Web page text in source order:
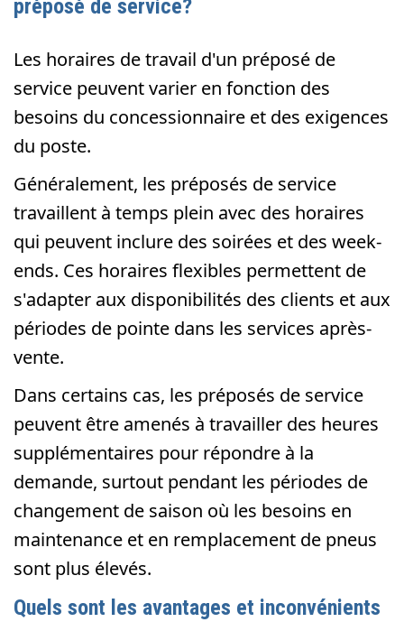
préposé de service?
Les horaires de travail d'un préposé de
service peuvent varier en fonction des
besoins du concessionnaire et des exigences
du poste.
Généralement, les préposés de service
travaillent à temps plein avec des horaires
qui peuvent inclure des soirées et des week-
ends. Ces horaires flexibles permettent de
s'adapter aux disponibilités des clients et aux
périodes de pointe dans les services après-
vente.
Dans certains cas, les préposés de service
peuvent être amenés à travailler des heures
supplémentaires pour répondre à la
demande, surtout pendant les périodes de
changement de saison où les besoins en
maintenance et en remplacement de pneus
sont plus élevés.
Quels sont les avantages et inconvénients